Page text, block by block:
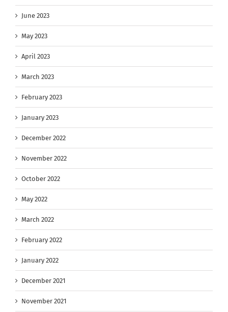
June 2023
May 2023
April 2023
March 2023
February 2023
January 2023
December 2022
November 2022
October 2022
May 2022
March 2022
February 2022
January 2022
December 2021
November 2021